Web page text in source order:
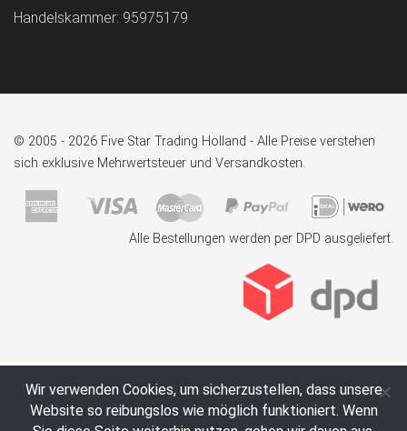
Handelskammer: 95975179
© 2005 - 2026 Five Star Trading Holland - Alle Preise verstehen
sich exklusive Mehrwertsteuer und Versandkosten.
Alle Bestellungen werden per DPD ausgeliefert.
Wir verwenden Cookies, um sicherzustellen, dass unsere
Website so reibungslos wie möglich funktioniert. Wenn